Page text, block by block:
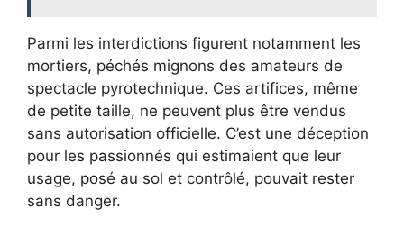
Parmi les interdictions figurent notamment les
mortiers, péchés mignons des amateurs de
spectacle pyrotechnique. Ces artifices, même
de petite taille, ne peuvent plus être vendus
sans autorisation officielle. C’est une déception
pour les passionnés qui estimaient que leur
usage, posé au sol et contrôlé, pouvait rester
sans danger.